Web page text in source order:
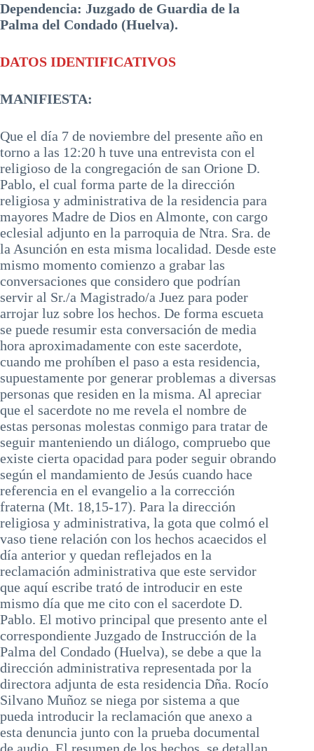
Dependencia: Juzgado de Guardia de la
Palma del Condado (Huelva).
DATOS IDENTIFICATIVOS
MANIFIESTA:
Que el día 7 de noviembre del presente año en
torno a las 12:20 h tuve una entrevista con el
religioso de la congregación de san Orione D.
Pablo, el cual forma parte de la dirección
religiosa y administrativa de la residencia para
mayores Madre de Dios en Almonte, con cargo
eclesial adjunto en la parroquia de Ntra. Sra. de
la Asunción en esta misma localidad. Desde este
mismo momento comienzo a grabar las
conversaciones que considero que podrían
servir al Sr./a Magistrado/a Juez para poder
arrojar luz sobre los hechos. De forma escueta
se puede resumir esta conversación de media
hora aproximadamente con este sacerdote,
cuando me prohíben el paso a esta residencia,
supuestamente por generar problemas a diversas
personas que residen en la misma. Al apreciar
que el sacerdote no me revela el nombre de
estas personas molestas conmigo para tratar de
seguir manteniendo un diálogo, compruebo que
existe cierta opacidad para poder seguir obrando
según el mandamiento de Jesús cuando hace
referencia en el evangelio a la corrección
fraterna (Mt. 18,15-17). Para la dirección
religiosa y administrativa, la gota que colmó el
vaso tiene relación con los hechos acaecidos el
día anterior y quedan reflejados en la
reclamación administrativa que este servidor
que aquí escribe trató de introducir en este
mismo día que me cito con el sacerdote D.
Pablo. El motivo principal que presento ante el
correspondiente Juzgado de Instrucción de la
Palma del Condado (Huelva), se debe a que la
dirección administrativa representada por la
directora adjunta de esta residencia Dña. Rocío
Silvano Muñoz se niega por sistema a que
pueda introducir la reclamación que anexo a
esta denuncia junto con la prueba documental